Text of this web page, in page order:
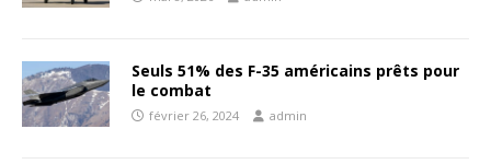
Seuls 51% des F-35 américains prêts pour
le combat
février 26, 2024 admin